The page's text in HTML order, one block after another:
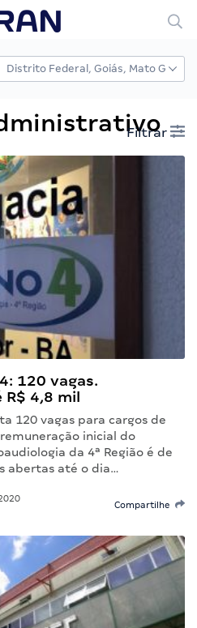
Filtrar
120 vagas.
R$ 4,8 mil
120 vagas para cargos de
inicial do
da 4ª Região é de
abertas até o dia…
Compartilhe